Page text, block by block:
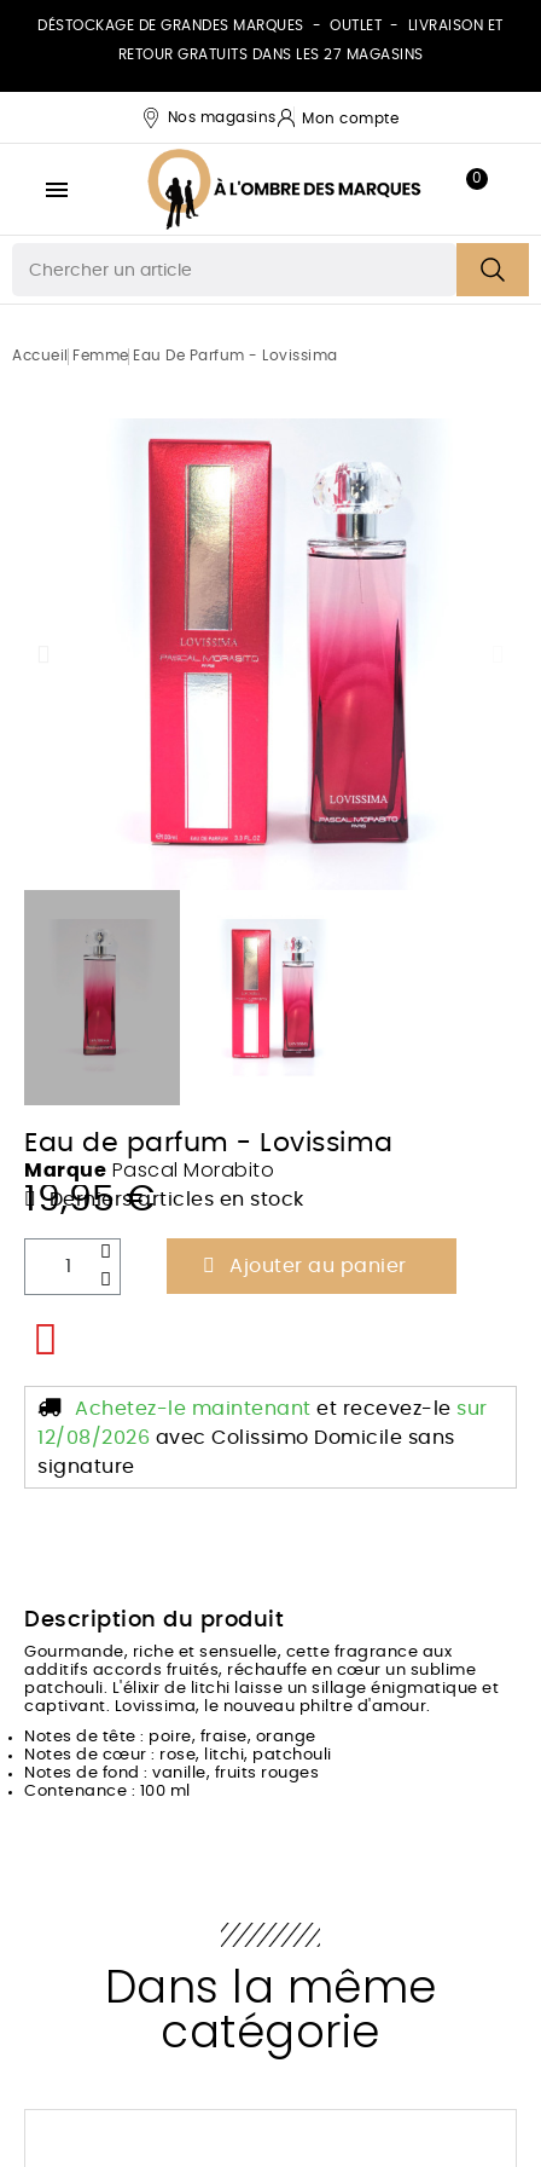
DÉSTOCKAGE DE GRANDES MARQUES - OUTLET - LIVRAISON ET
RETOUR GRATUITS DANS LES 27 MAGASINS
Nos magasins Mon compte
 0
Accueil Femme Eau De Parfum - Lovissima
Eau de parfum - Lovissima
Marque Pascal Morabito
19,95 € TTC
Derniers articles en stock
Ajouter au panier
Achetez-le maintenant et recevez-le sur
12/08/2026 avec Colissimo Domicile sans
signature
Description du produit
Gourmande, riche et sensuelle, cette fragrance aux
additifs accords fruités, réchauffe en cœur un sublime
patchouli. L'élixir de litchi laisse un sillage énigmatique et
captivant. Lovissima, le nouveau philtre d'amour.
Notes de tête : poire, fraise, orange
Notes de cœur : rose, litchi, patchouli
Notes de fond : vanille, fruits rouges
Contenance : 100 ml
Dans la même
catégorie